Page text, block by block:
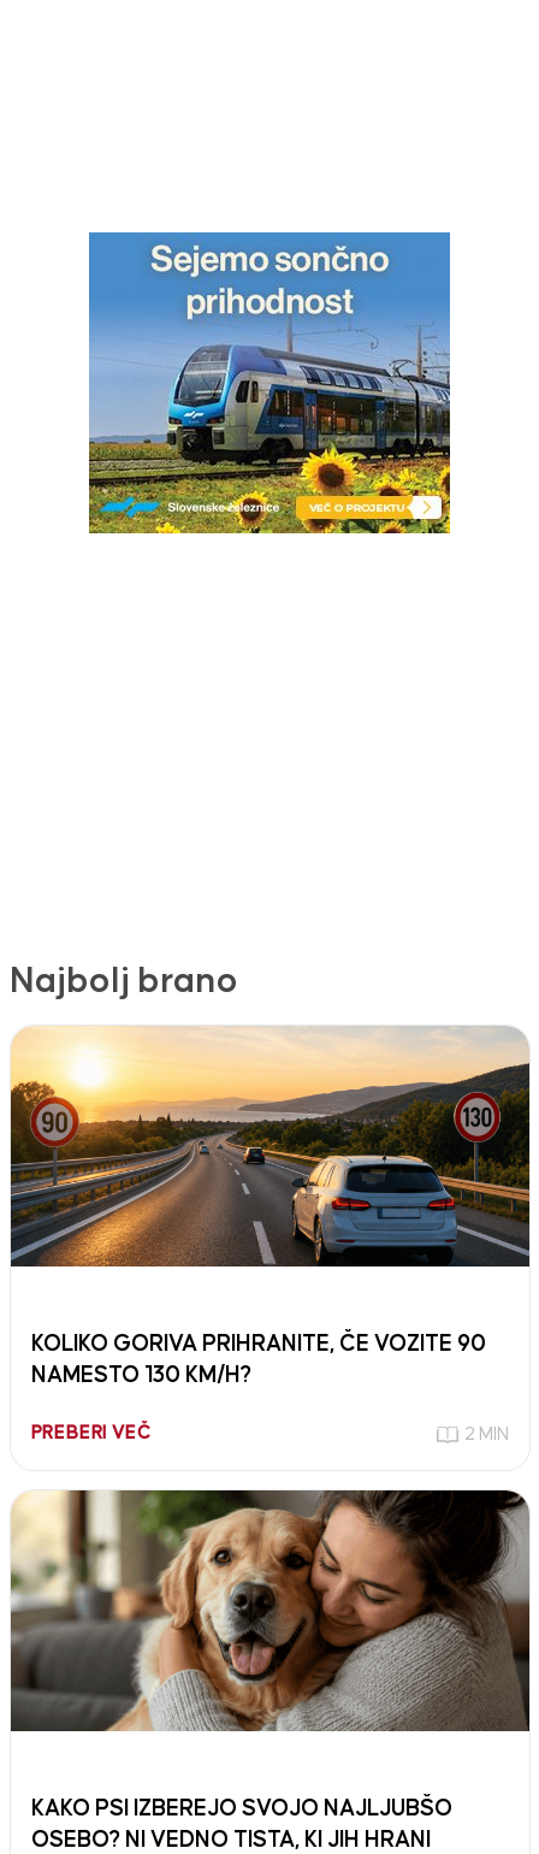
Najbolj brano
KOLIKO GORIVA PRIHRANITE, ČE VOZITE 90
NAMESTO 130 KM/H?
PREBERI VEČ 2 MIN
KAKO PSI IZBEREJO SVOJO NAJLJUBŠO
OSEBO? NI VEDNO TISTA, KI JIH HRANI